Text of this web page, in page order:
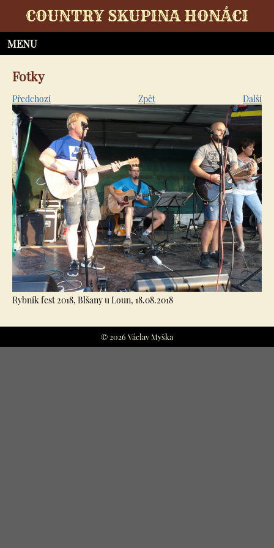
COUNTRY SKUPINA HONÁCI
Fotky
Předchozí Zpět Další
Rybník fest 2018, Blšany u Loun, 18.08.2018
© 2026 Václav Myška